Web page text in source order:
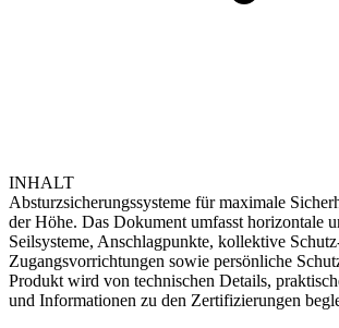
INHALT
Absturzsicherungssysteme für maximale
der Höhe. Das Dokument umfasst horizontale
Seilsysteme, Anschlagpunkte, kollektive
Zugangsvorrichtungen sowie persönliche
Produkt wird von technischen Details,
und Informationen zu den Zertifizierungen